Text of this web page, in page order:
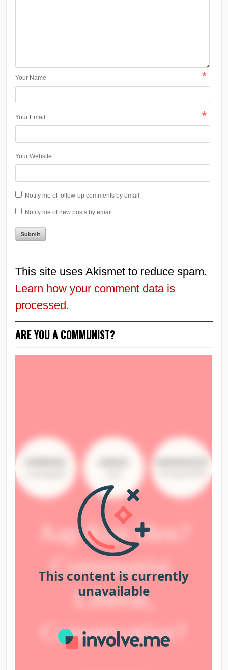
Your Name *
Your Email *
Your Website
Notify me of follow-up comments by email.
Notify me of new posts by email.
This site uses Akismet to reduce spam.
Learn how your comment data is
processed.
ARE YOU A COMMUNIST?